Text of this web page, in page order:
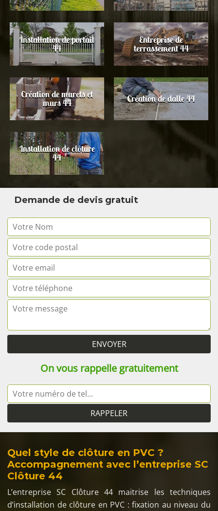
Installation de portail
44
Entreprise de
terrassement 44
Création de murets et
murs 44 Création de dalle 44
Installation de clôture
44
Demande de devis gratuit
On vous rappelle gratuitement
Quel style de clôture en PVC ?
Accompagnement avec l’entreprise SC
Clôture 44
L’entreprise SC Clôture 44 maitrise les techniques
d’installation de clôture en PVC : fixation au niveau du